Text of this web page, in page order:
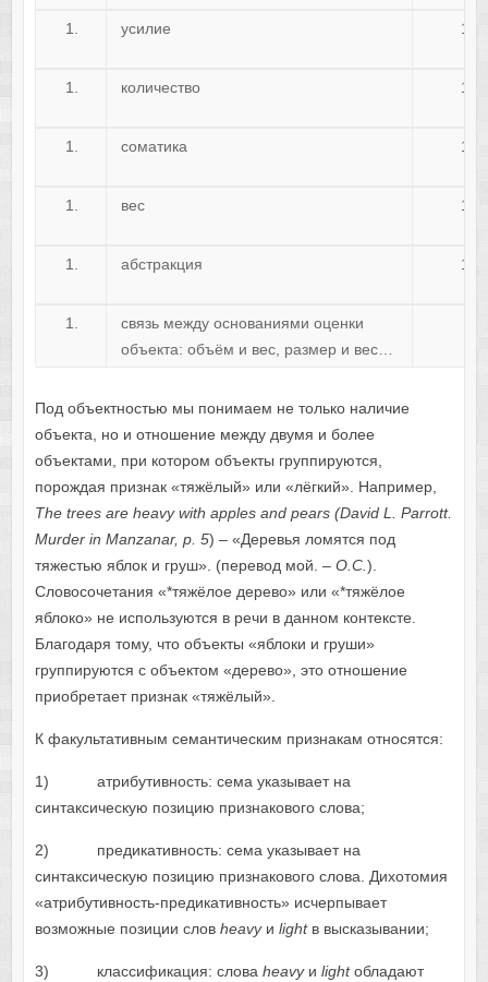
усилие 17
количество 19
соматика 16
вес 15
абстракция 16
связь между основаниями оценки
объекта: объём и вес, размер и вес…
Под объектностью мы понимаем не только наличие
объекта, но и отношение между двумя и более
объектами, при котором объекты группируются,
порождая признак «тяжёлый» или «лёгкий». Например,
The trees are heavy with apples and pears (David L. Parrott.
Murder in Manzanar, p. 5) – «Деревья ломятся под
тяжестью яблок и груш». (перевод мой. – О.С.).
Словосочетания «*тяжёлое дерево» или «*тяжёлое
яблоко» не используются в речи в данном контексте.
Благодаря тому, что объекты «яблоки и груши»
группируются с объектом «дерево», это отношение
приобретает признак «тяжёлый».
К факультативным семантическим признакам относятся:
1) атрибутивность: сема указывает на
синтаксическую позицию признакового слова;
2) предикативность: сема указывает на
синтаксическую позицию признакового слова. Дихотомия
«атрибутивность-предикативность» исчерпывает
возможные позиции слов heavyи lightв высказывании;
3) классификация: слова heavyи lightобладают